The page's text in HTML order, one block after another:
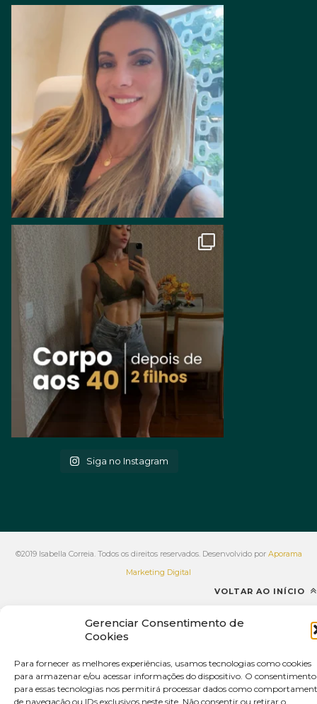
Gerenciar Consentimento de
Cookies
Para fornecer as melhores experiências, usamos tecnologias como cookies
para armazenar e/ou acessar informações do dispositivo. O consentimento
para essas tecnologias nos permitirá processar dados como
de navegação ou IDs exclusivos neste site. Não consentir ou retirar o
Siga no Instagram
©2019 Isabella Correia. Todos os direitos reservados. Desenvolvido por Aporama
Marketing Digital
VOLTAR AO INÍCIO